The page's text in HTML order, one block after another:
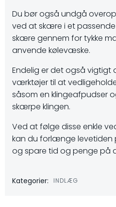
Du bør også undgå
ved at skære i et
skære gennem for tykke
anvende kølevæske.
Endelig er det også vigtigt
værktøjer til at
såsom en klingeafpudser
skærpe klingen.
Ved at følge disse enkle
kan du forlænge levetiden
og spare tid og penge på
Kategorier: INDLÆG